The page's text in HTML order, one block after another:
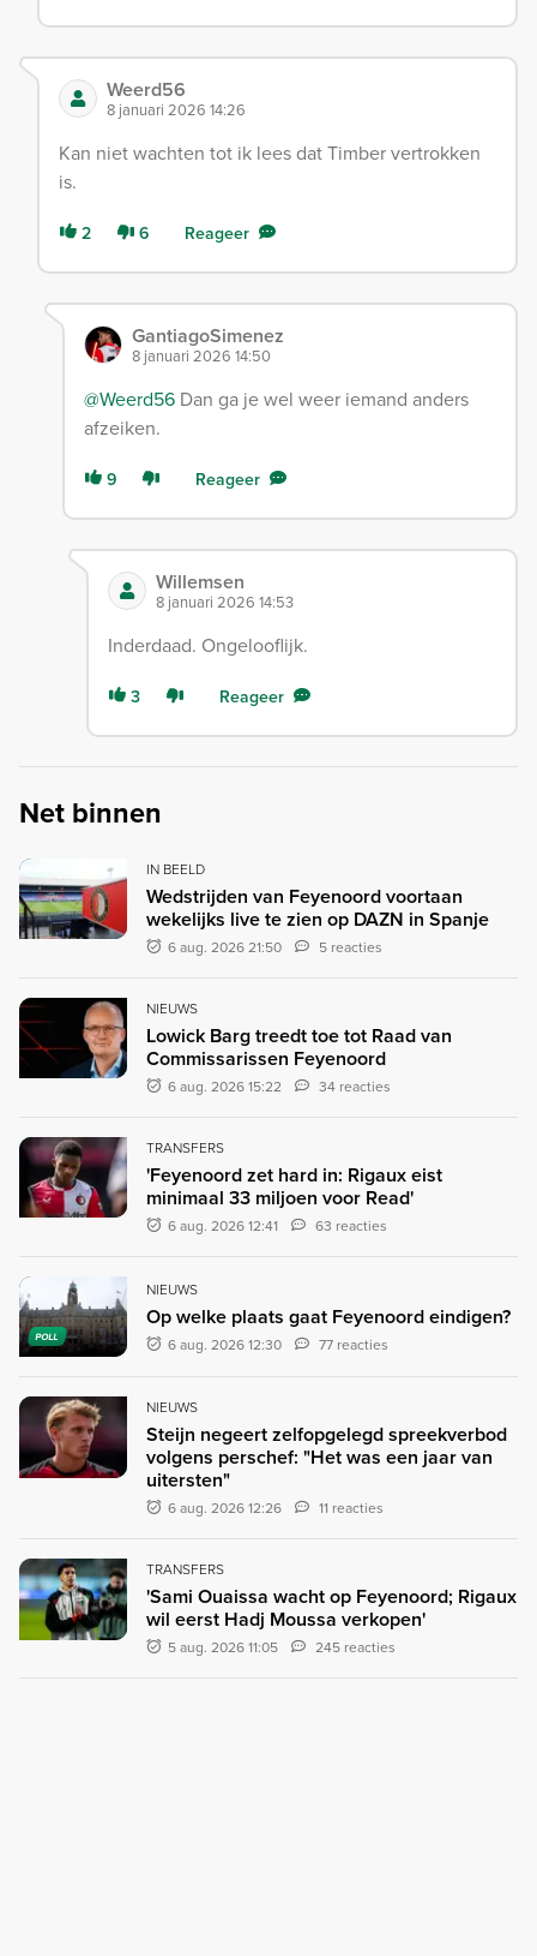
Weerd56
8 januari 2026 14:26
Kan niet wachten tot ik lees dat Timber vertrokken
is.
2 6 Reageer
GantiagoSimenez
8 januari 2026 14:50
@Weerd56Dan ga je wel weer iemand anders
afzeiken.
9 Reageer
Willemsen
8 januari 2026 14:53
Inderdaad. Ongelooflijk.
3 Reageer
Net binnen
IN BEELD
Wedstrijden van Feyenoord voortaan
wekelijks live te zien op DAZN in Spanje
6 aug. 2026 21:50 5 reacties
NIEUWS
Lowick Barg treedt toe tot Raad van
Commissarissen Feyenoord
6 aug. 2026 15:22 34 reacties
TRANSFERS
'Feyenoord zet hard in: Rigaux eist
minimaal 33 miljoen voor Read'
6 aug. 2026 12:41 63 reacties
POLL
NIEUWS
Op welke plaats gaat Feyenoord eindigen?
6 aug. 2026 12:30 77 reacties
NIEUWS
Steijn negeert zelfopgelegd spreekverbod
volgens perschef: "Het was een jaar van
uitersten"
6 aug. 2026 12:26 11 reacties
TRANSFERS
'Sami Ouaissa wacht op Feyenoord; Rigaux
wil eerst Hadj Moussa verkopen'
5 aug. 2026 11:05 245 reacties